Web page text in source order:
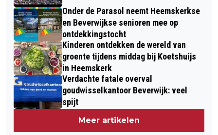
Onder de Parasol neemt Heemskerkse
en Beverwijkse senioren mee op
ontdekkingstocht
Kinderen ontdekken de wereld van
groente tijdens middag bij Koetshuijs
in Heemskerk
Verdachte fatale overval
goudwisselkantoor Beverwijk: veel
spijt
Meer artikelen